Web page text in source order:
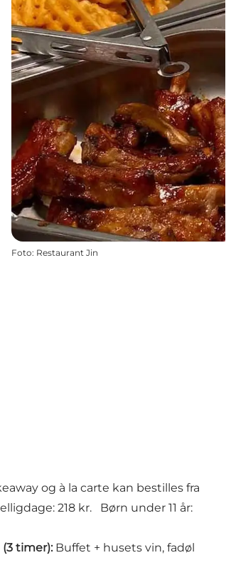
Foto: Restaurant Jin
og à la carte kan bestilles fra
218 kr. Børn under 11 år:
timer): Buffet + husets vin, fadøl